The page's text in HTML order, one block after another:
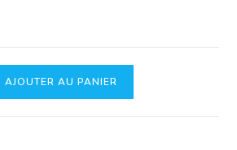
AJOUTER AU PANIER